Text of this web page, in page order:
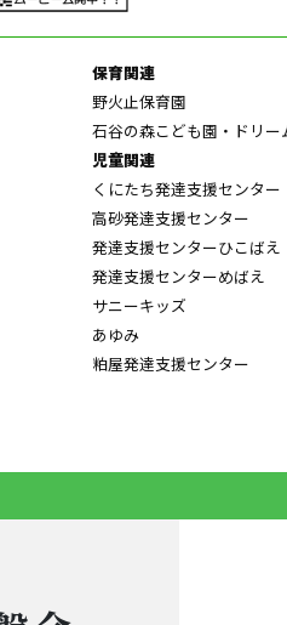
保育関連
野火止保育園
石谷の森こども園・ドリー
児童関連
くにたち発達支援センター
高砂発達支援センター
発達支援センターひこばえ
発達支援センターめばえ
サニーキッズ
あゆみ
粕屋発達支援センター